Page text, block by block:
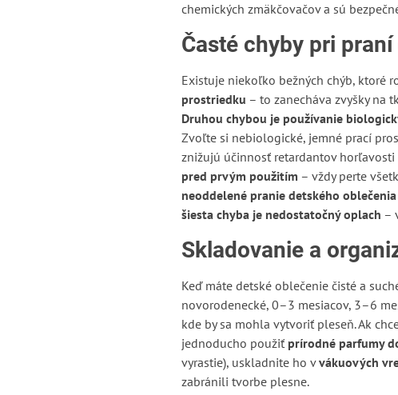
chemických zmäkčovačov a sú
Časté chyby pri
Existuje niekoľko bežných chýb, ktoré
prostriedku – to zanecháva zvyšky na
Druhou chybou je používanie
Zvoľte si nebiologické, jemné prací
znižujú účinnosť retardantov
pred prvým použitím – vždy perte
neoddelené pranie detského oblečenia
šiesta chyba je nedostatočný oplach –
Skladovanie a
Keď máte detské oblečenie čisté a
novorodenecké, 0–3 mesiacov, 3–6
kde by sa mohla vytvoriť pleseň. Ak
jednoducho použiť prírodné parfumy
vyrastie), uskladnite ho vvákuových
zabránili tvorbe plesne.